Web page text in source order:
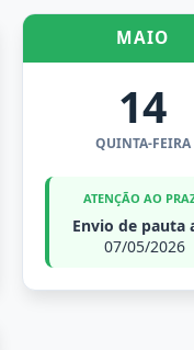
MAIO
14
QUINTA-FEIRA
ATENÇÃO AO
Envio de pauta
07/05/2026